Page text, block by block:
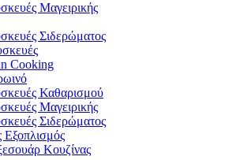
Μαγειρικής
Σιδερώματος
Cooking
Καθαρισμού
Μαγειρικής
Σιδερώματος
Εξοπλισμός
Κουζίνας